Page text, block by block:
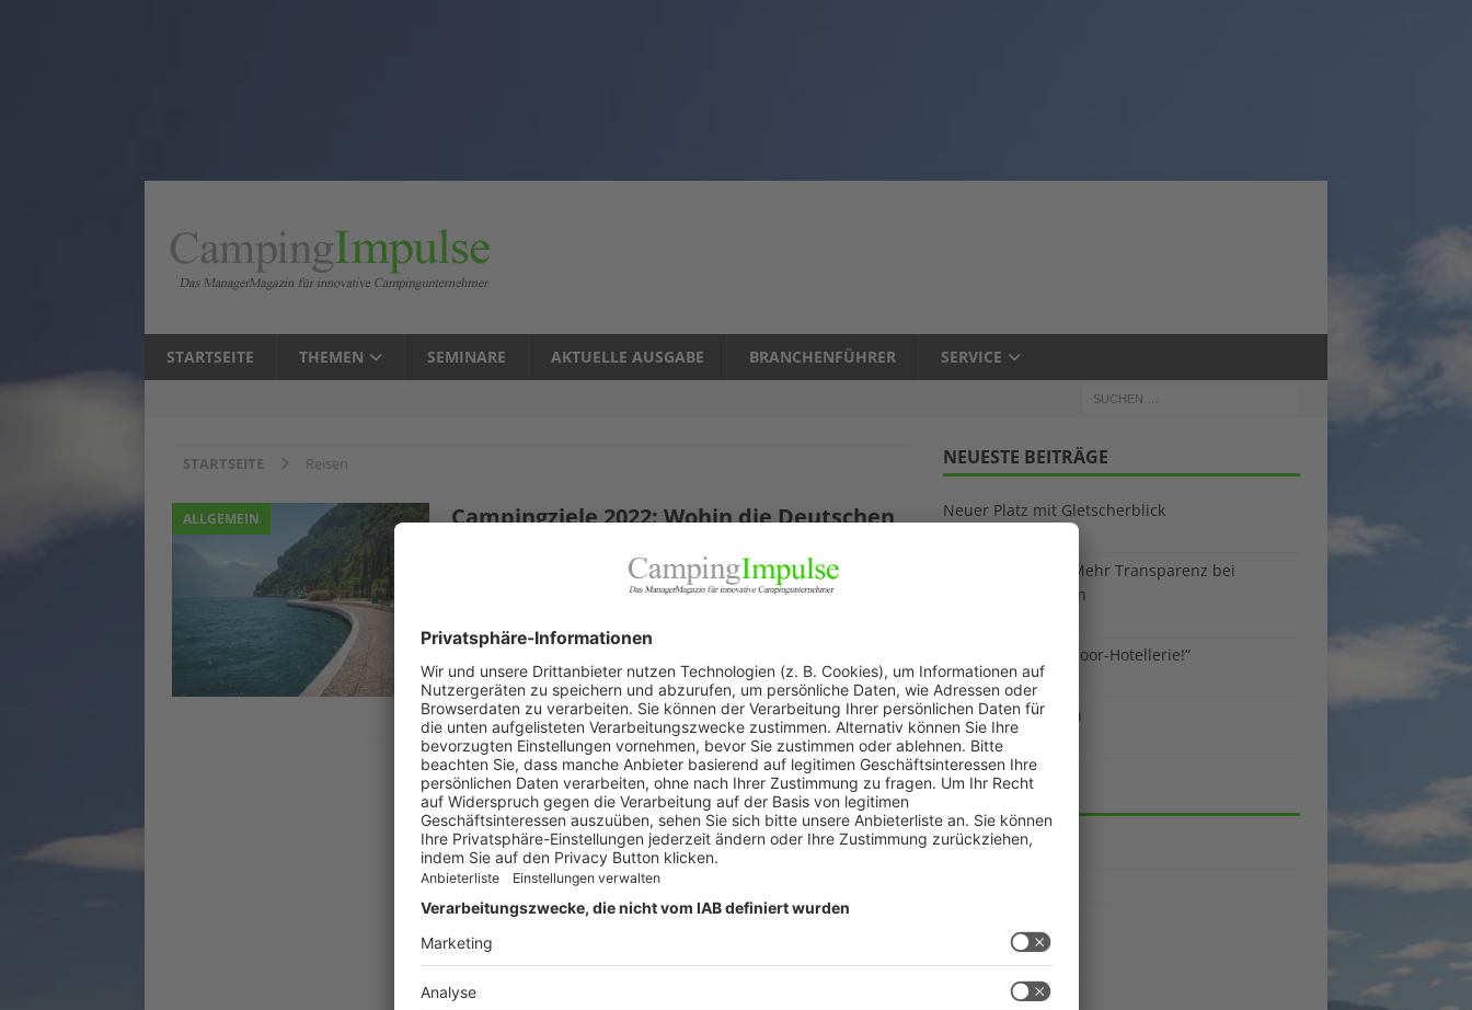
STARTSEITE THEMEN SEMINARE AKTUELLE AUSGABE BRANCHENFÜHRER SERVICE
STARTSEITE Reisen
ALLGEMEIN
Campingziele 2022: Wohin die Deutschen
es die Deutschen raus. Im Trend liegen Ziele in Deutschland,
Großbritannien. Wohin die Reise an Ostern 2022 für die
Deutschen tendenziell gehen könnte,[…]
NEUESTE BEITRÄGE
Neuer Platz mit Gletscherblick
Neue EU-Regeln: Mehr Transparenz bei
Ferienunterkünften
„Wir sind die Outdoor-Hotellerie!“
1. August 2026
Akku gegen Benzin
29. Juli 2026
KATEGORIEN
Allgemein
Panorama